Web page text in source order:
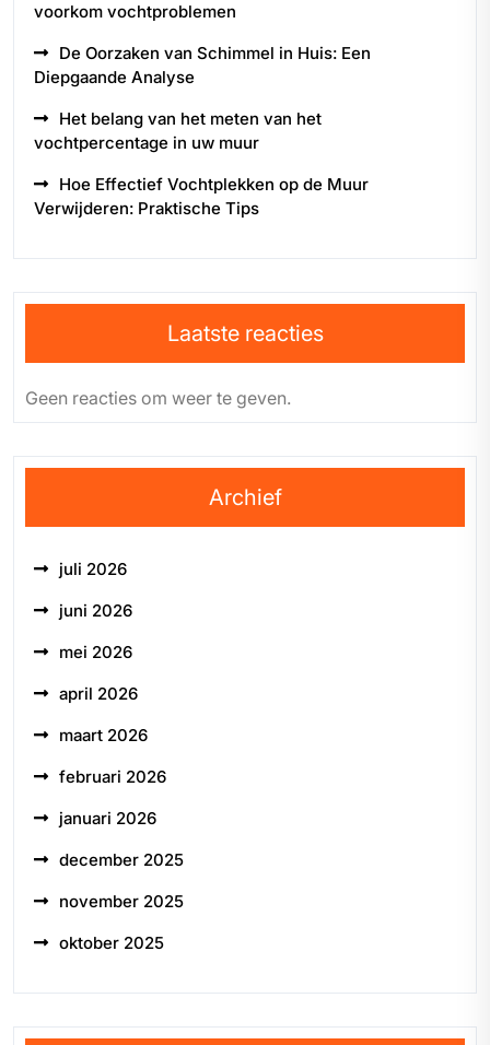
voorkom vochtproblemen
De Oorzaken van Schimmel in Huis: Een
Diepgaande Analyse
Het belang van het meten van het
vochtpercentage in uw muur
Hoe Effectief Vochtplekken op de Muur
Verwijderen: Praktische Tips
Laatste reacties
Geen reacties om weer te geven.
Archief
juli 2026
juni 2026
mei 2026
april 2026
maart 2026
februari 2026
januari 2026
december 2025
november 2025
oktober 2025